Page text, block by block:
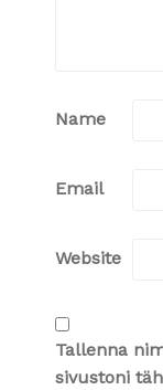
Name
Email
Website
Tallenna
sivustoni